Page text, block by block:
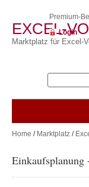
EXCEL-
Marktplatz für Excel-
Premium-
Login
Home / Marktplatz /
Einkaufsplanung